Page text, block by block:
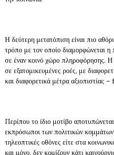
Η δεύτερη μετατόπιση είναι πιο
τρόπο με τον οποίο διαμορφώνεται
σε έναν κοινό χώρο πληροφόρησης. Η
σε εξατομικευμένες ροές, με
και διαφορετικά μέτρα αξιοπιστίας
Περίπου το ίδιο μοτίβο
εκπρόσωποι των πολιτικών κομμάτων
τηλεοπτικές οθόνες είτε στα
και μόνο, δεν κομίζουν κάτι